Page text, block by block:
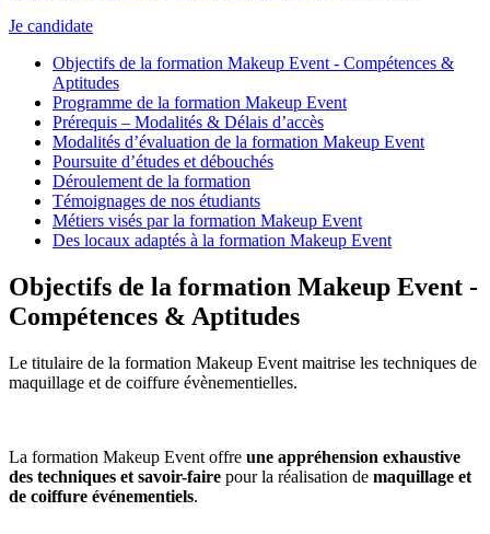
Je candidate
Objectifs de la formation Makeup Event - Compétences &
Aptitudes
Programme de la formation Makeup Event
Prérequis – Modalités & Délais d’accès
Modalités d’évaluation de la formation Makeup Event
Poursuite d’études et débouchés
Déroulement de la formation
Témoignages de nos étudiants
Métiers visés par la formation Makeup Event
Des locaux adaptés à la formation Makeup Event
Objectifs de la formation Makeup Event -
Compétences & Aptitudes
Le titulaire de la formation Makeup Event maitrise les techniques de
maquillage et de coiffure évènementielles.
La formation Makeup Event offre une appréhension exhaustive
des techniques et savoir-faire pour la réalisation de maquillage et
de coiffure événementiels.